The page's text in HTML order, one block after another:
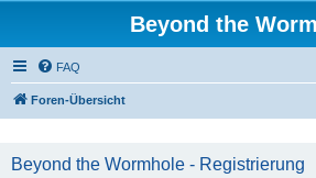
Beyond the
FAQ
Foren-Übersicht
Beyond the Wormhole - Registrierung